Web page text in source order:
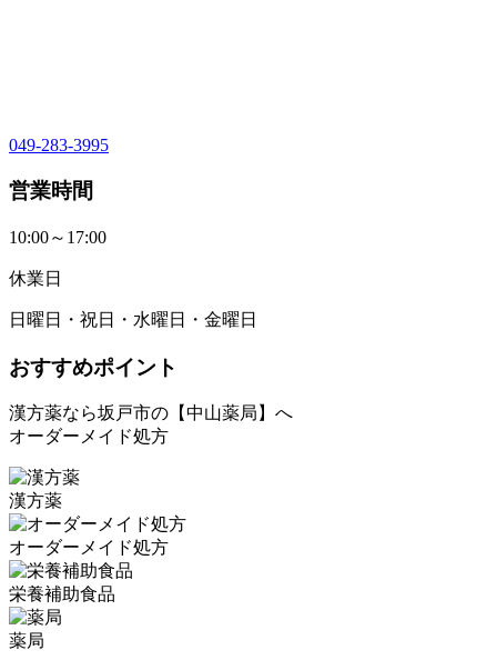
049-283-3995
営業時間
10:00～17:00
休業日
日曜日・祝日・水曜日・金曜日
おすすめポイント
漢方薬なら坂戸市の【中山薬局】へ
オーダーメイド処方
漢方薬
オーダーメイド処方
栄養補助食品
薬局